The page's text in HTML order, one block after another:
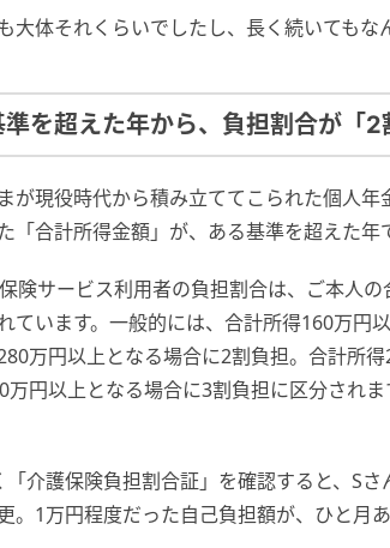
大体それくらいでしたし、長く続いてもな
を超えた年から、負担割合が「2
が現役時代から積み立ててこられた個人
「合計所得金額」が、ある基準を超えた年
険サービス利用者の負担割合は、ご本人
ています。一般的には、合計所得160万円
万円以上となる場合に2割負担。合計所
万円以上となる場合に3割負担に区分され
介護保険負担割合証」を確認すると、S
。1万円程度だった自己負担額が、ひと月